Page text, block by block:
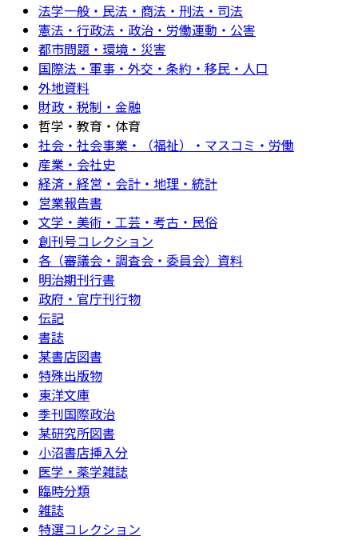
法学一般・民法・商法・刑法・司法
憲法・行政法・政治・労働運動・公害
都市問題・環境・災害
国際法・軍事・外交・条約・移民・人口
外地資料
財政・税制・金融
哲学・教育・体育
社会・社会事業・（福祉）・マスコミ・労働
産業・会社史
経済・経営・会計・地理・統計
営業報告書
文学・美術・工芸・考古・民俗
創刊号コレクション
各（審議会・調査会・委員会）資料
明治期刊行書
政府・官庁刊行物
伝記
書誌
某書店図書
特殊出版物
東洋文庫
季刊国際政治
某研究所図書
小沼書店挿入分
医学・薬学雑誌
臨時分類
雑誌
特選コレクション